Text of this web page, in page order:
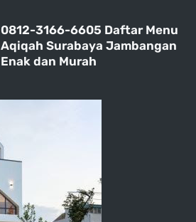
0812-3166-6605 Daftar Menu
Aqiqah Surabaya Jambangan
Enak dan Murah